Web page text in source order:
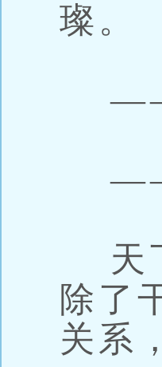
璨。
——
——
天
除了
关系